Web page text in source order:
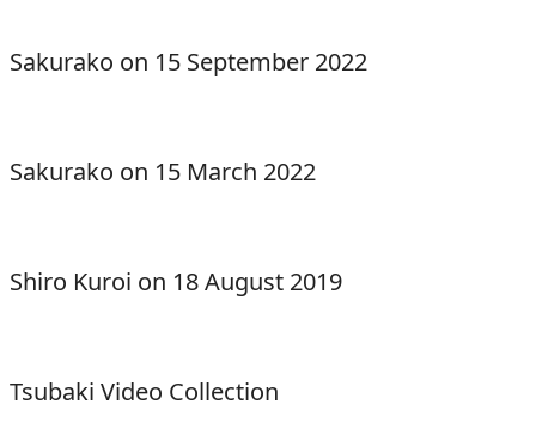
Sakurako on 15 September 2022
Sakurako on 15 March 2022
Shiro Kuroi on 18 August 2019
Tsubaki Video Collection